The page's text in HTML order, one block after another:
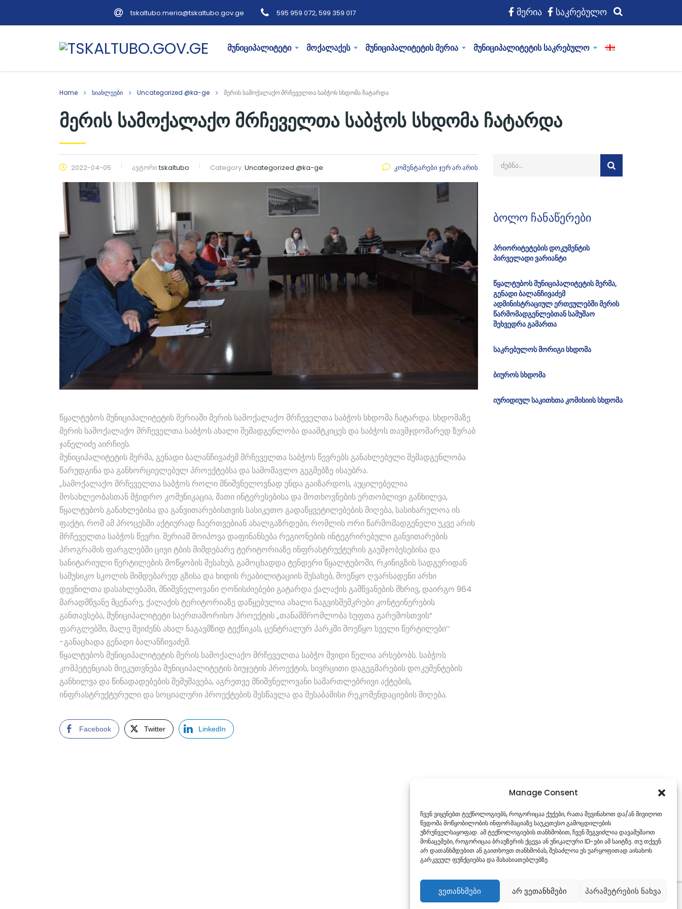
Manage Consent
ჩვენ ვიყენებთ ტექნოლოგიებს, როგორიცაა ქუქები, რათა შევინახოთ და/ან მივიღოთ
წვდომა მოწყობილობის ინფორმაციაზე საუკეთესო გამოცდილების
უზრუნველსაყოფად. ამ ტექნოლოგიების თანხმობით, ჩვენ შეგვიძლია დავამუშაოთ
მონაცემები, როგორიცაა ბრაუზერის ქცევა ან უნიკალური ID-ები ამ საიტზე. თუ თქვენ
არ დათანხმდებით ან გაითხოვთ თანხმობას, შესაძლოა ეს უარყოფითად აისახოს
გარკვეულ ფუნქციებსა და მახასიათებლებზე.
ვეთანხმები არ ვეთანხმები პარამეტრების ნახვა
tskaltubo.meria@tskaltubo.gov.ge 595 959 072, 599 359 017 მერია საკრებულო
მუნიციპალიტეტი მოქალაქეს მუნიციპალიტეტის მერია მუნიციპალიტეტის საკრებულო
Home სიახლეები Uncategorized @ka-ge მერის სამოქალაქო მრჩეველთა საბჭოს სხდომა ჩატარდა
მერის სამოქალაქო მრჩეველთა საბჭოს სხდომა ჩატარდა
2022-04-05 ავტორიtskaltubo Category: Uncategorized @ka-ge კომენტარები ჯერ არ არის
წყალტუბოს მუნიციპალიტეტის მერიაში მერის სამოქალაქო მრჩეველთა საბჭოს სხდომა ჩატარდა. სხდომაზე
მერის სამოქალაქო მრჩეველთა საბჭოს ახალი შემადგენლობა დაამტკიცეს და საბჭოს თავმჯდომარედ ზურაბ
ჯანელიძე აირჩიეს.
მუნიციპალიტეტის მერმა, გენადი ბალანჩივაძემ მრჩეველთა საბჭოს წევრებს განახლებული შემადგენლობა
წარუდგინა და განხორციელებულ პროექტებსა და სამომავლო გეგმებზე ისაუბრა.
,,სამოქალაქო მრჩეველთა საბჭოს როლი მნიშვნელოვნად უნდა გაიზარდოს, აუცილებელია
მოსახლეობასთან მჭიდრო კომუნიკაცია, მათი ინტერესებისა და მოთხოვნების ერთობლივი განხილვა,
წყალტუბოს განახლებისა და განვითარებისთვის სასიკეთო გადაწყვეტილებების მიღება, სასიხარულოა ის
ფაქტი, რომ ამ პროცესში აქტიურად ჩაერთვებიან ახალგაზრდები, რომლის ორი წარმომადგენელი უკვე არის
მრჩეველთა საბჭოს წევრი. მერიამ მოიპოვა დაფინანსება რეგიონების ინტეგრირებული განვითარების
პროგრამის ფარგლებში ცივი ტბის მიმდებარე ტერიტორიაზე ინფრასტრუქტურის გაუმჯობესებისა და
სანიტარიული წერტილების მოწყობის შესახებ, გამოცხადდა ტენდერი წყალტუბოში, რკინიგზის სადგურიდან
სამუსიკო სკოლის მიმდებარედ გზისა და ხიდის რეაბილიტაციის შესახებ, მოეწყო ღვარსადენი არხი
დევნილთა დასახლებაში, მნიშვნელოვანი ღონისძიებები გატარდა ქალაქის გამწვანების მხრივ, დაირგო 964
მარადმწვანე მცენარე, ქალაქის ტერიტორიაზე დაწყებულია ახალი ნაგვისშემკრები კონტეინერების
განთავსება, მუნიციპალიტეტი საერთაშორისო პროექტის „თანამშრომლობა სუფთა გარემოსთვის“
ფარგლებში, მალე შეიძენს ახალ ნაგავმზიდ ტექნიკას, ცენტრალურ პარკში მოეწყო სველი წერტილები’’
-განაცხადა გენადი ბალანჩივაძემ.
წყალტუბოს მუნიციპალიტეტის მერის სამოქალაქო მრჩეველთა საბჭო შვიდი წელია არსებობს. საბჭოს
კომპეტენციას მიეკუთვნება მუნიციპალიტეტის ბიუჯეტის პროექტის, სივრცითი დაგეგმარების დოკუმენტების
განხილვა და წინადადებების შემუშავება, აგრეთვე მნიშვნელოვანი სამართლებრივი აქტების,
ინფრასტრუქტურული და სოციალური პროექტების შესწავლა და შესაბამისი რეკომენდაციების მიღება.
Facebook Twitter LinkedIn
ბოლო ჩანაწერები
პრიორიტეტების დოკუმენტის
პირველადი ვარიანტი
წყალტუბოს მუნიციპალიტეტის მერმა,
გენადი ბალანჩივაძემ
ადმინისტრაციულ ერთეულებში მერის
წარმომადგენლებთან სამუშაო
შეხვედრა გამართა
საკრებულოს მორიგი სხდომა
ბიუროს სხდომა
იურიდიულ საკითხთა კომისიის სხდომა